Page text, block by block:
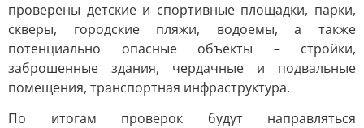
проверены детские и спортивные площадки, парки,
скверы, городские пляжи, водоемы, а также
потенциально опасные объекты – стройки,
заброшенные здания, чердачные и подвальные
помещения, транспортная инфраструктура.
По итогам проверок будут направляться